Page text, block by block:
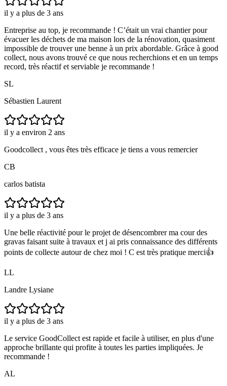
il y a plus de 3 ans
Entreprise au top, je recommande ! C’était un vrai chantier pour
évacuer les déchets de ma maison lors de la rénovation, quasiment
impossible de trouver une benne à un prix abordable. Grâce à good
collect, nous avons trouvé ce que nous recherchions et en un temps
record, très réactif et serviable je recommande !
SL
Sébastien Laurent
il y a environ 2 ans
Goodcollect , vous êtes très efficace je tiens a vous remercier
CB
carlos batista
il y a plus de 3 ans
Une belle réactivité pour le projet de désencombrer ma cour des
gravas faisant suite à travaux et j ai pris connaissance des différents
points de collecte autour de chez moi ! C est très pratique merci👍
LL
Landre Lysiane
il y a plus de 3 ans
Le service GoodCollect est rapide et facile à utiliser, en plus d'une
approche brillante qui profite à toutes les parties impliquées. Je
recommande !
AL